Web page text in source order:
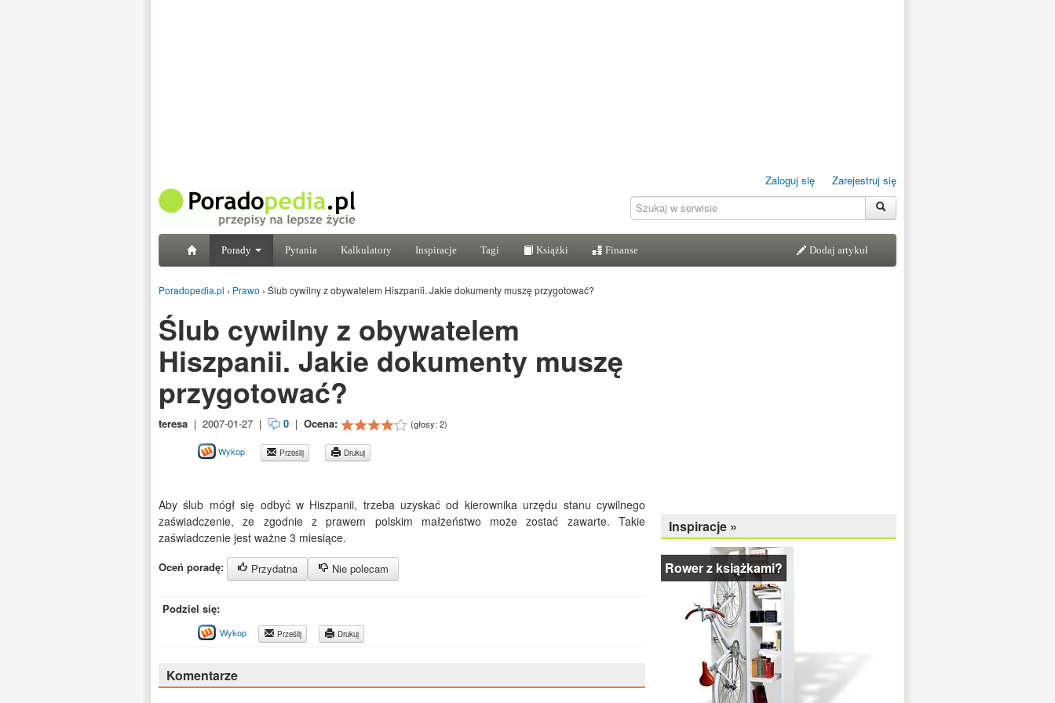
Zaloguj się Zarejestruj się
Porady Pytania Kalkulatory Inspiracje Tagi Książki Finanse Dodaj artykuł
Poradopedia.pl › Prawo › Ślub cywilny z obywatelem Hiszpanii. Jakie dokumenty muszę przygotować?
Ślub cywilny z obywatelem
Hiszpanii. Jakie dokumenty muszę
przygotować?
teresa | 2007-01-27 | 0 | Ocena: (głosy: 2)
Wykop Prześlij Drukuj
Aby ślub mógł się odbyć w Hiszpanii, trzeba uzyskać od kierownika urzędu stanu cywilnego
zaświadczenie, ze zgodnie z prawem polskim małżeństwo może zostać zawarte. Takie
zaświadczenie jest ważne 3 miesiące.
Oceń poradę: Przydatna Nie polecam
Podziel się:
Wykop Prześlij Drukuj
Komentarze
Inspiracje »
Rower z książkami?